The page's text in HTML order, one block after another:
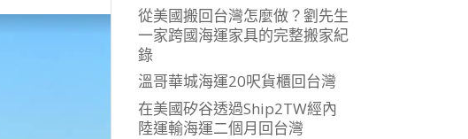
從美國搬回台灣怎麼做？劉先生
一家跨國海運家具的完整搬家紀
錄
溫哥華城海運20呎貨櫃回台灣
在美國矽谷透過Ship2TW經內
陸運輸海運二個月回台灣